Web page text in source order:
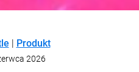
| Produkt
2026